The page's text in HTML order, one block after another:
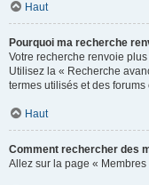
Haut
Pourquoi ma recherche
Votre recherche renvoie
Utilisez la « Recherche
termes utilisés et des
Haut
Comment rechercher des
Allez sur la page «